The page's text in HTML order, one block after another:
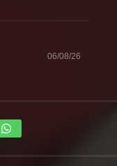
06/08/26